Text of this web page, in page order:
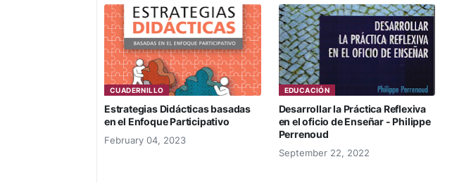
CUADERNILLO
Estrategias Didácticas basadas
en el Enfoque Participativo
February 04, 2023
EDUCACIÓN
Desarrollar la Práctica Reflexiva
en el oficio de Enseñar - Philippe
Perrenoud
September 22, 2022